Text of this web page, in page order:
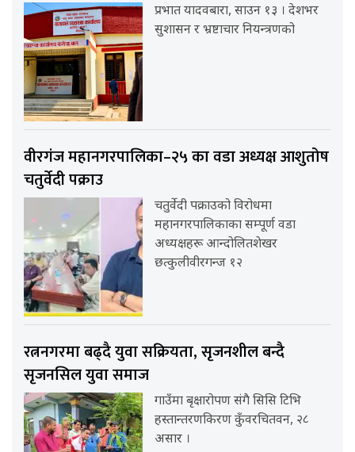
प्रभात यादवबारा, साउन १३ । देशभर
सुशासन र भ्रष्टाचार नियन्त्रणको
वीरगंज महानगरपालिका–२५ का वडा अध्यक्ष आशुतोष
चतुर्वेदी पक्राउ
चतुर्वेदी पक्राउको विरोधमा
महानगरपालिकाका सम्पूर्ण वडा
अध्यक्षहरू आन्दोलितशेखर
छत्कुलीवीरगन्ज १२
रत्ननगरमा बढ्दै युवा सक्रियता, सृजनशील बन्दै
सृजनसिल युवा समाज
गाउँमा बृक्षारोपण संगै सिसि टिभि
हस्तान्तरणकिरण कुँवरचितवन, २८
असार ।